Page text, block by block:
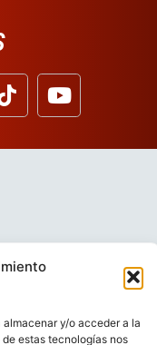
y/o acceder a la
estas tecnologías nos